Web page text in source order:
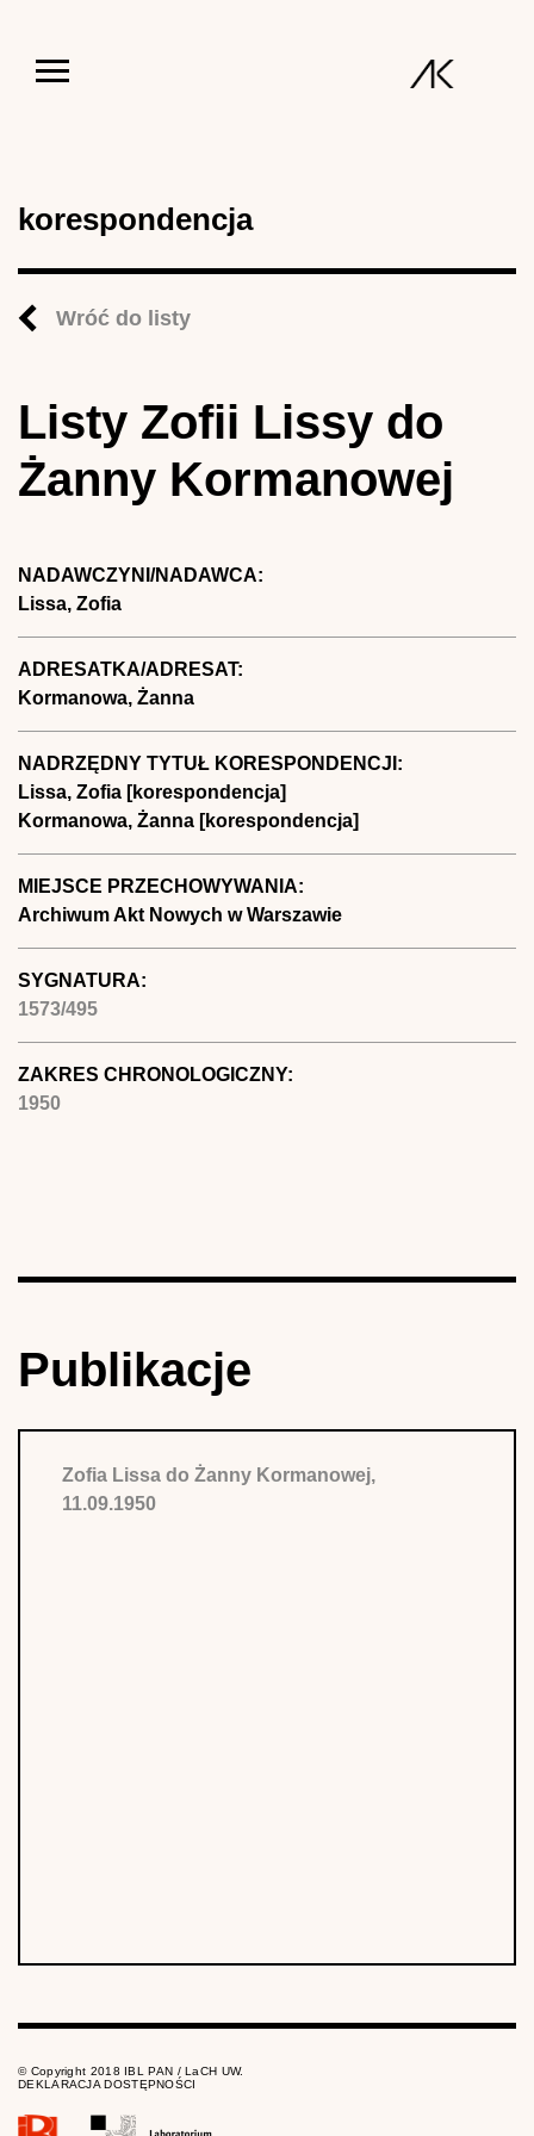
korespondencja
Wróć do listy
Listy Zofii Lissy do
Żanny Kormanowej
NADAWCZYNI/NADAWCA:
Lissa, Zofia
ADRESATKA/ADRESAT:
Kormanowa, Żanna
NADRZĘDNY TYTUŁ KORESPONDENCJI:
Lissa, Zofia [korespondencja]
Kormanowa, Żanna [korespondencja]
MIEJSCE PRZECHOWYWANIA:
Archiwum Akt Nowych w Warszawie
SYGNATURA:
1573/495
ZAKRES CHRONOLOGICZNY:
1950
Publikacje
Zofia Lissa do Żanny Kormanowej,
11.09.1950
© Copyright 2018 IBL PAN / LaCH UW.
DEKLARACJA DOSTĘPNOŚCI